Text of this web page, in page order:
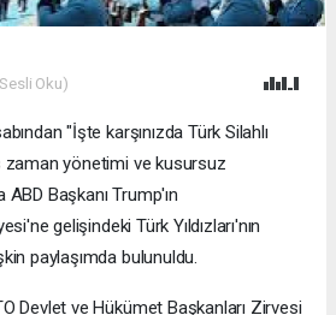
Oku)
"İşte karşınızda Türk Silahlı
yönetimi ve kusursuz
Başkanı Trump'ın
gelişindeki Türk Yıldızları'nın
paylaşımda bulunuldu.
Devlet ve Hükümet Başkanları Zirvesi